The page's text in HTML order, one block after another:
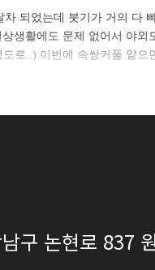
되었는데 붓기가 거의 다
생활에도 문제 없어서 야
로..) 이번에 속쌍커풀 얕
구 논현로 837